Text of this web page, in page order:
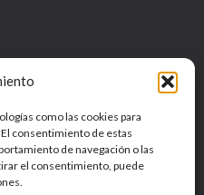
como las cookies para
consentimiento de estas
de navegación o las
el consentimiento, puede
Personales